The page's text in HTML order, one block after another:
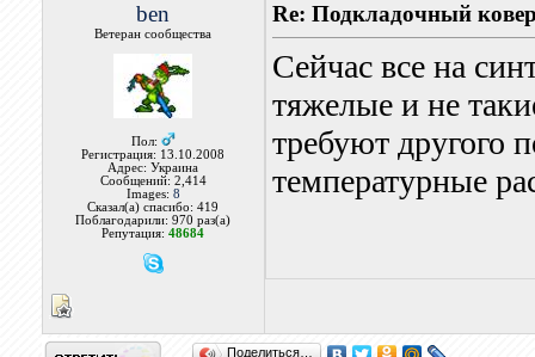
ben
Ветеран сообщества
Пол:
Регистрация: 13.10.2008
Адрес: Украина
Сообщений: 2,414
Images: 8
Сказал(а) спасибо: 419
Поблагодарили: 970 раз(а)
Репутация:48684
Re: Подкладочный
Сейчас все на
тяжелые и не
требуют другого
температурные
Поделиться…